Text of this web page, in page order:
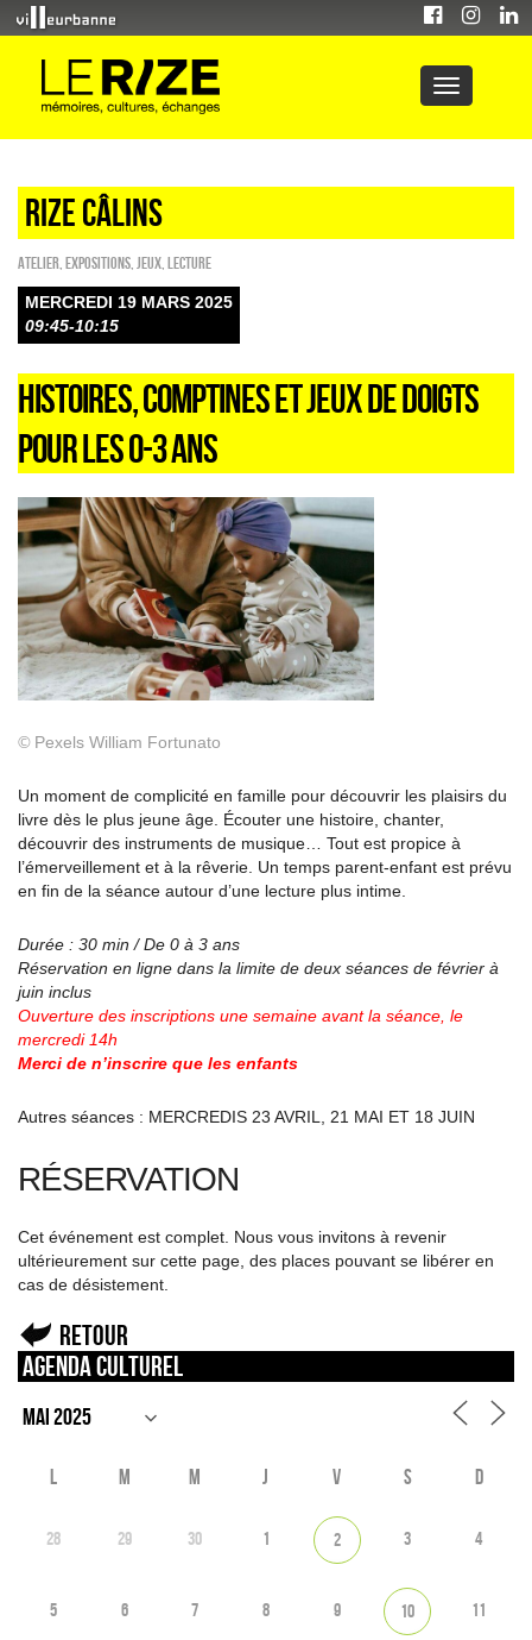
Rize câlins
Atelier EXPOSITIONS Jeux Lecture
MERCREDI 19 MARS 2025
09:45-10:15
HISTOIRES, COMPTINES ET JEUX DE DOIGTS
POUR LES 0-3 ANS
© Pexels William Fortunato
Un moment de complicité en famille pour découvrir les plaisirs du
livre dès le plus jeune âge. Écouter une histoire, chanter,
découvrir des instruments de musique… Tout est propice à
l’émerveillement et à la rêverie. Un temps parent-enfant est prévu
en fin de la séance autour d’une lecture plus intime.
Durée : 30 min / De 0 à 3 ans
Réservation en ligne dans la limite de deux séances de février à
juin inclus
Ouverture des inscriptions une semaine avant la séance, le
mercredi 14h
Merci de n’inscrire que les enfants
Autres séances : MERCREDIS 23 AVRIL, 21 MAI ET 18 JUIN
RÉSERVATION
Cet événement est complet. Nous vous invitons à revenir
ultérieurement sur cette page, des places pouvant se libérer en
cas de désistement.
Retour
Agenda culturel
L M M J V S D
28 29 30 1 2 3 4
5 6 7 8 9 10 11